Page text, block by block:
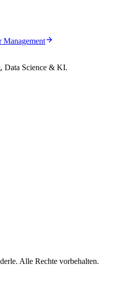
Management
Data Science & KI.
Alle Rechte vorbehalten.